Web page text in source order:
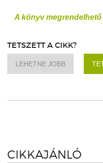
A könyv megrendelhető
TETSZETT A CIKK?
LEHETNE JOBB
CIKKAJÁNLÓ